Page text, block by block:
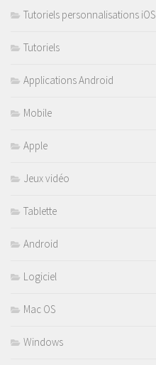
Tutoriels personnalisations iOS
Tutoriels
Applications Android
Mobile
Apple
Jeux vidéo
Tablette
Android
Logiciel
Mac OS
Windows